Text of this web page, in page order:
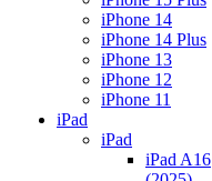
iPhone 14
iPhone 14 Plus
iPhone 13
iPhone 12
iPhone 11
iPad
iPad
iPad A16